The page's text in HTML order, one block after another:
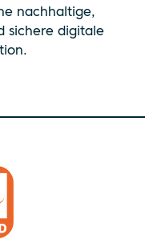
nachhaltige,
sichere digitale